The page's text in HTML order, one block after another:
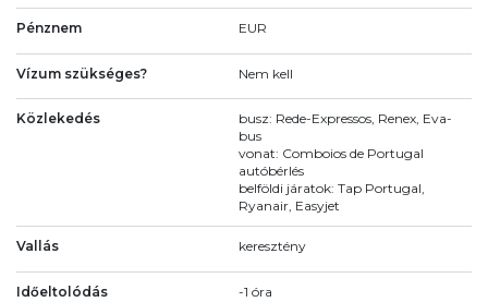
Pénznem EUR
Vízum szükséges? Nem kell
Közlekedés
busz: Rede-Expressos, Renex, Eva-
bus
vonat: Comboios de Portugal
autóbérlés
belföldi járatok: Tap Portugal,
Ryanair, Easyjet
Vallás keresztény
Időeltolódás -1 óra